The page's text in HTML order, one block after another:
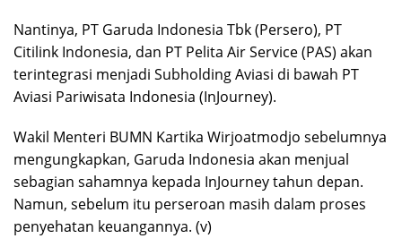
Nantinya, PT Garuda Indonesia Tbk (Persero), PT
Citilink Indonesia, dan PT Pelita Air Service (PAS) akan
terintegrasi menjadi Subholding Aviasi di bawah PT
Aviasi Pariwisata Indonesia (InJourney).
Wakil Menteri BUMN Kartika Wirjoatmodjo sebelumnya
mengungkapkan, Garuda Indonesia akan menjual
sebagian sahamnya kepada InJourney tahun depan.
Namun, sebelum itu perseroan masih dalam proses
penyehatan keuangannya. (v)